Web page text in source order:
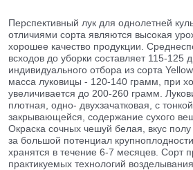
Перспективный лук для однолетней
отличиями сорта являются высокая
хорошее качество продукции.
всходов до уборки составляет 115-125
индивидуального отбора из сорта
масса луковицы - 120-140 грамм, при
увеличивается до 200-260 грамм.
плотная, одно- двухзачатковая, с
закрывающейся, содержание сухого
Окраска сочных чешуй белая, вкус
за большой потенциал
хранятся в течение 6-7 месяцев. Сорт
практикуемых технологий возделывания